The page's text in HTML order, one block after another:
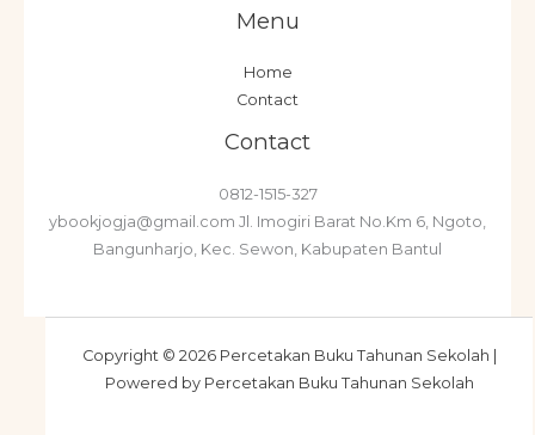
Menu
Home
Contact
Contact
0812-1515-327
ybookjogja@gmail.com Jl. Imogiri Barat No.Km 6, Ngoto,
Bangunharjo, Kec. Sewon, Kabupaten Bantul
Copyright © 2026 Percetakan Buku Tahunan Sekolah |
Powered by Percetakan Buku Tahunan Sekolah